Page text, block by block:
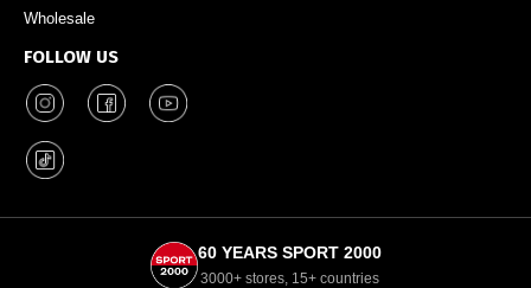
Wholesale
FOLLOW US
60 YEARS SPORT 2000
3000+ stores, 15+ countries